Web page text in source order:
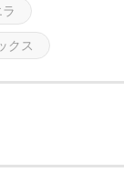
クス